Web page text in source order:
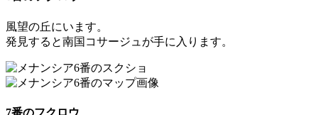
風望の丘にいます。
発見すると南国コサージュ が手に入ります。
7番のフクロウ